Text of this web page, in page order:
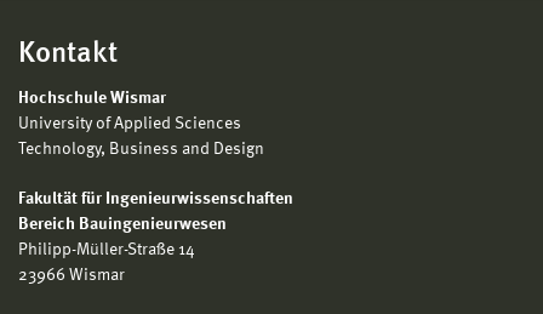
Kontakt
Hochschule Wismar
University of Applied Sciences
Technology, Business and Design
Fakultät für Ingenieurwissenschaften
Bereich Bauingenieurwesen
Philipp-Müller-Straße 14
23966 Wismar